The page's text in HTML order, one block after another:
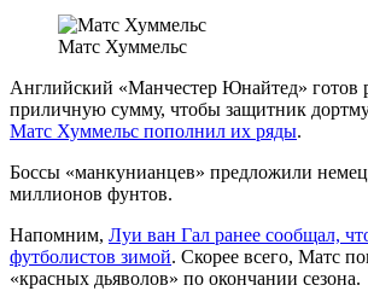
Матс Хуммельс
Английский «Манчестер Юнайтед» готов
приличную сумму, чтобы защитник
Матс Хуммельс пополнил их ряды.
Боссы «манкунианцев» предложили
миллионов фунтов.
Напомним, Луи ван Гал ранее сообщал,
футболистов зимой. Скорее всего, Матс
«красных дьяволов» по окончании сезона.